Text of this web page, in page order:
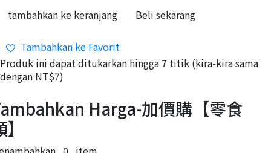
tambahkan ke keranjang Beli sekarang
Tambahkan ke Favorit
Produk ini dapat ditukarkan hingga7 titik (kira-kira sama
dengan NT$7)
Harga-加價購【零食